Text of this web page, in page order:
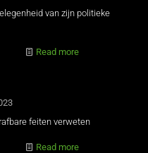
van zijn politieke
Read more
feiten verweten
Read more